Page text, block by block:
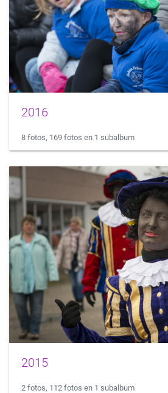
2016
8 fotos, 169 fotos en 1 subalbum
2015
2 fotos, 112 fotos en 1 subalbum